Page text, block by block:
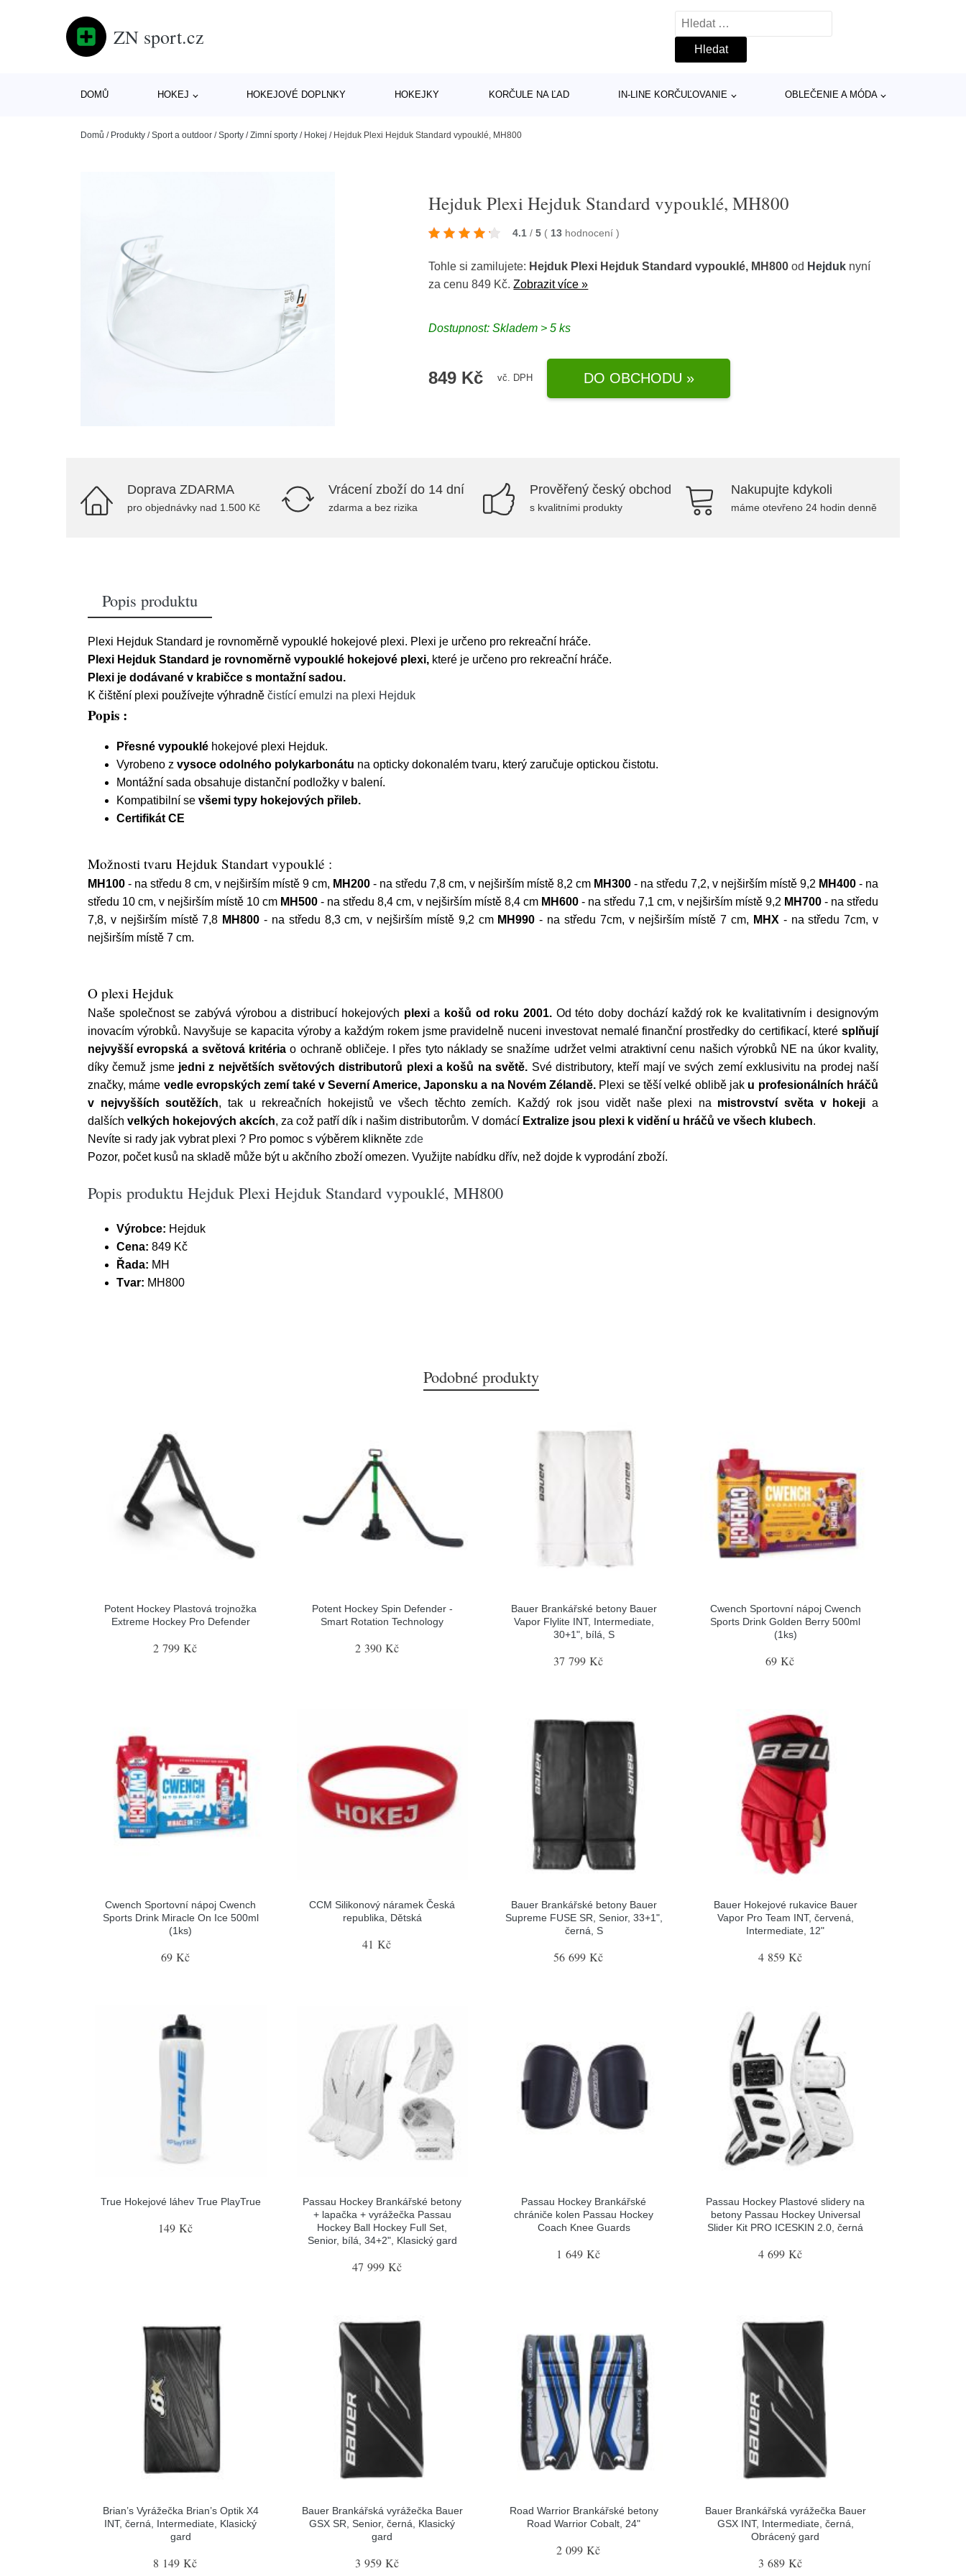
ZN sport.cz
Vyhledávání
DOMŮ HOKEJ HOKEJOVÉ DOPLNKY HOKEJKY KORČULE NA ĽAD IN-LINE KORČUĽOVANIE OBLEČENIE A MÓDA
Domů / Produkty /Sport a outdoor /Sporty /Zimní sporty / Hokej / Hejduk Plexi Hejduk Standard vypouklé, MH800
Hejduk Plexi Hejduk Standard vypouklé, MH800
4.1 / 5 ( 13 hodnocení)
Tohle si zamilujete: Hejduk Plexi Hejduk Standard vypouklé, MH800 od Hejduk nyní
za cenu 849 Kč.Zobrazit více »
Dostupnost: Skladem > 5 ks
849 Kč vč. DPH DO OBCHODU »
Doprava ZDARMA
pro objednávky nad 1.500 Kč
Vrácení zboží do 14 dní
zdarma a bez rizika
Prověřený český obchod
s kvalitními produkty
Nakupujte kdykoli
máme otevřeno 24 hodin denně
Popis produktu
Plexi Hejduk Standard je rovnoměrně vypouklé hokejové plexi. Plexi je určeno pro rekreační hráče.
Plexi Hejduk Standard je rovnoměrně vypouklé hokejové plexi, které je určeno pro rekreační hráče.
Plexi je dodávané v krabičce s montažní sadou.
K čištění plexi používejte výhradně čistící emulzi na plexi Hejduk
Popis :
Přesné vypouklé hokejové plexi Hejduk.
Vyrobeno z vysoce odolného polykarbonátu na opticky dokonalém tvaru, který zaručuje optickou čistotu.
Montážní sada obsahuje distanční podložky v balení.
Kompatibilní se všemi typy hokejových přileb.
Certifikát CE
Možnosti tvaru Hejduk Standart vypouklé :
MH100 - na středu 8 cm, v nejširším místě 9 cm, MH200 - na středu 7,8 cm, v nejširším místě 8,2 cm MH300 - na středu 7,2, v nejširším místě 9,2 MH400 - na
středu 10 cm, v nejširším místě 10 cm MH500 - na středu 8,4 cm, v nejširším místě 8,4 cm MH600 - na středu 7,1 cm, v nejširším místě 9,2 MH700 - na středu
7,8, v nejširším místě 7,8 MH800 - na středu 8,3 cm, v nejširším místě 9,2 cm MH990 - na středu 7cm, v nejširším místě 7 cm, MHX - na středu 7cm, v
nejširším místě 7 cm.
O plexi Hejduk
Naše společnost se zabývá výrobou a distribucí hokejových plexia košů od roku 2001. Od této doby dochází každý rok ke kvalitativním i designovým
inovacím výrobků. Navyšuje se kapacita výroby a každým rokem jsme pravidelně nuceni investovat nemalé finanční prostředky do certifikací, které splňují
nejvyšší evropská a světová kritéria o ochraně obličeje. I přes tyto náklady se snažíme udržet velmi atraktivní cenu našich výrobků NE na úkor kvality,
díky čemuž jsme jedni z největších světových distributorů plexi a košů na světě. Své distributory, kteří mají ve svých zemí exklusivitu na prodej naší
značky, máme vedle evropských zemí také v Severní Americe, Japonsku a na Novém Zélandě. Plexi se těší velké oblibě jak u profesionálních hráčů
v nejvyšších soutěžích, tak u rekreačních hokejistů ve všech těchto zemích. Každý rok jsou vidět naše plexi na mistrovství světa v hokeji a
dalších velkých hokejových akcích, za což patří dík i našim distributorům. V domácí Extralize jsou plexi k vidění u hráčů ve všech klubech.
Nevíte si rady jak vybrat plexi ? Pro pomoc s výběrem klikněte zde
Pozor, počet kusů na skladě může být u akčního zboží omezen. Využijte nabídku dřív, než dojde k vyprodání zboží.
Popis produktu Hejduk Plexi Hejduk Standard vypouklé, MH800
Výrobce: Hejduk
Cena: 849 Kč
Řada: MH
Tvar: MH800
Podobné produkty
Potent Hockey Plastová trojnožka
Extreme Hockey Pro Defender
2 799 Kč
Potent Hockey Spin Defender -
Smart Rotation Technology
2 390 Kč
Bauer Brankářské betony Bauer
Vapor Flylite INT, Intermediate,
30+1", bílá, S
37 799 Kč
Cwench Sportovní nápoj Cwench
Sports Drink Golden Berry 500ml
(1ks)
69 Kč
Cwench Sportovní nápoj Cwench
Sports Drink Miracle On Ice 500ml
(1ks)
69 Kč
CCM Silikonový náramek Česká
republika, Dětská
41 Kč
Bauer Brankářské betony Bauer
Supreme FUSE SR, Senior, 33+1",
černá, S
56 699 Kč
Bauer Hokejové rukavice Bauer
Vapor Pro Team INT, červená,
Intermediate, 12"
4 859 Kč
True Hokejové láhev True PlayTrue
149 Kč
Passau Hockey Brankářské betony
+ lapačka + vyrážečka Passau
Hockey Ball Hockey Full Set,
Senior, bílá, 34+2", Klasický gard
47 999 Kč
Passau Hockey Brankářské
chrániče kolen Passau Hockey
Coach Knee Guards
1 649 Kč
Passau Hockey Plastové slidery na
betony Passau Hockey Universal
Slider Kit PRO ICESKIN 2.0, černá
4 699 Kč
Brian’s Vyrážečka Brian’s Optik X4
INT, černá, Intermediate, Klasický
gard
8 149 Kč
Bauer Brankářská vyrážečka Bauer
GSX SR, Senior, černá, Klasický
gard
3 959 Kč
Road Warrior Brankářské betony
Road Warrior Cobalt, 24"
2 099 Kč
Bauer Brankářská vyrážečka Bauer
GSX INT, Intermediate, černá,
Obrácený gard
3 689 Kč